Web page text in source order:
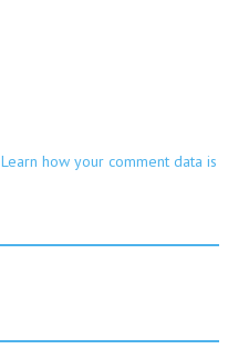
Learn how your comment data is